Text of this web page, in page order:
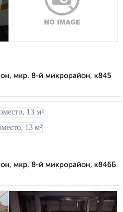
мкр. 8-й микрорайон, к845
мкр. 8-й микрорайон, к846Б